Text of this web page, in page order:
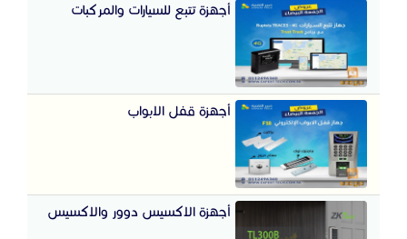
أجهزة تتبع للسيارات والمركبات
أجهزة قفل الابواب
أجهزة الاكسيس دوور والاكسيس